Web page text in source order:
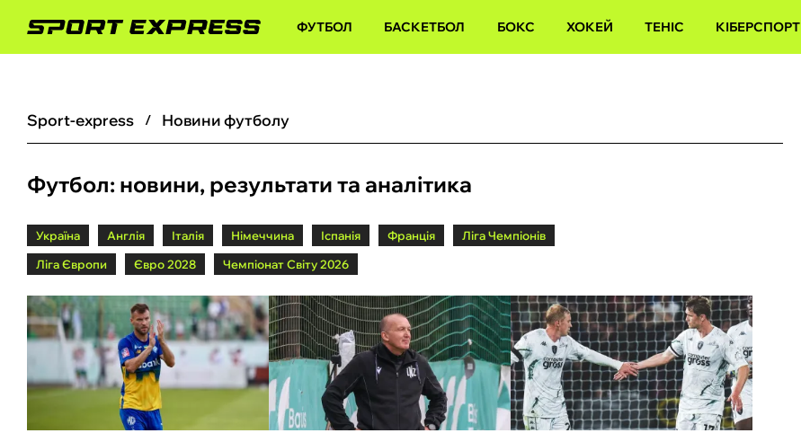
ФУТБОЛ БАСКЕТБОЛ БОКС ХОКЕЙ ТЕНІС КІБЕРСПОРТ
sport-express Новини футболу
Футбол: новини, результати та аналітика
Україна Англія Італія Німеччина Іспанія Франція
Ліга Чемпіонів
Ліга Європи
Євро 2028 Чемпіонат Світу 2026